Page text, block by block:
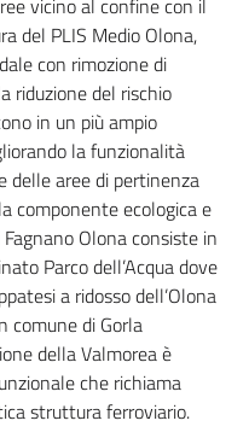
vicino al confine con il
del PLIS Medio Olona,
con rimozione di
riduzione del rischio
in un più ampio
la funzionalità
delle aree di pertinenza
componente ecologica e
Olona consiste in
Parco dell’Acqua dove
a ridosso dell’Olona
comune di Gorla
della Valmorea è
che richiama
struttura ferroviario.